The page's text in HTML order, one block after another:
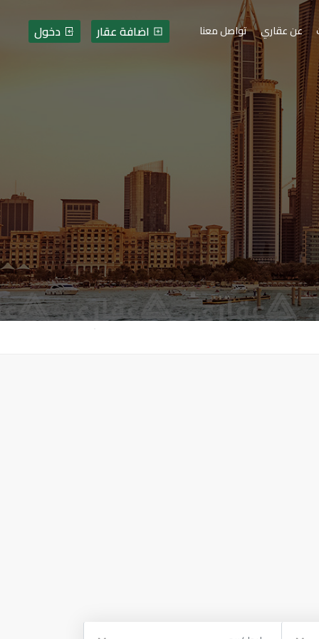
- فلسطين - قطاع
دخول اضافة عقار عن عقاري تواصل معنا